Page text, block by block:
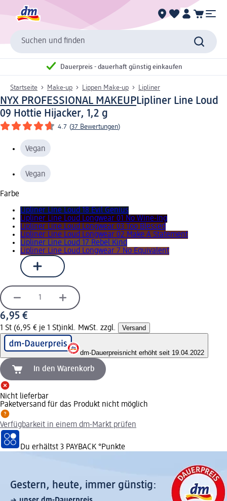
Suchen und finden
Dauerpreis - dauerhaft günstig einkaufen
Startseite Make-up Lippen Make-up Lipliner
NYX PROFESSIONAL MAKEUPLipliner Line Loud
09 Hottie Hijacker, 1,2 g
4.7 (37 Bewertungen)
Vegan
Vegan
Farbe
Lipliner Line Loud 18 Evil Genius
Lipliner Line Loud Longwear 01 No Wine-Ing
Lipliner Line Loud Longwear 03 Too Blessed
Lipliner Line Loud Longwear 02 Make A Statement
Lipliner Line Loud 17 Rebel Kind
Lipliner Line Loud Longwear 7 No Equivalent
6,95 €
1 St (6,95 € je 1 St)inkl. MwSt. zzgl. Versand
dm-Dauerpreisnicht erhöht seit 19.04.2022
In den Warenkorb
Nicht lieferbar
Paketversand für das Produkt nicht möglich
Verfügbarkeit in einem dm-Markt prüfen
Du erhältst 3 PAYBACK °Punkte
Gestern, heute, immer günstig: